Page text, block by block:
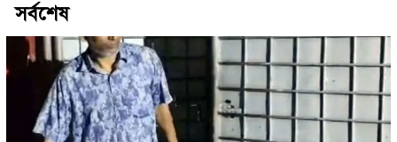
সর্বশেষ